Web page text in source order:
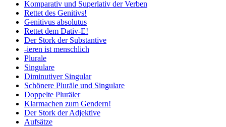
Komparativ und Superlativ der Verben
Rettet des Genitivs!
Genitivus absolutus
Rettet dem Dativ-E!
Der Stork der Substantive
-ieren ist menschlich
Plurale
Singulare
Diminutiver Singular
Schönere Pluräle und Singulare
Doppelte Pluräler
Klarmachen zum Gendern!
Der Stork der Adjektive
Aufsätze